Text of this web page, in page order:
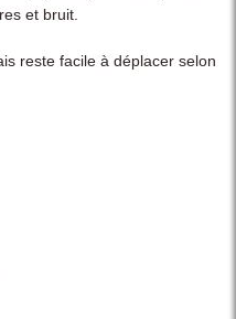
et bruit.
reste facile à déplacer selon